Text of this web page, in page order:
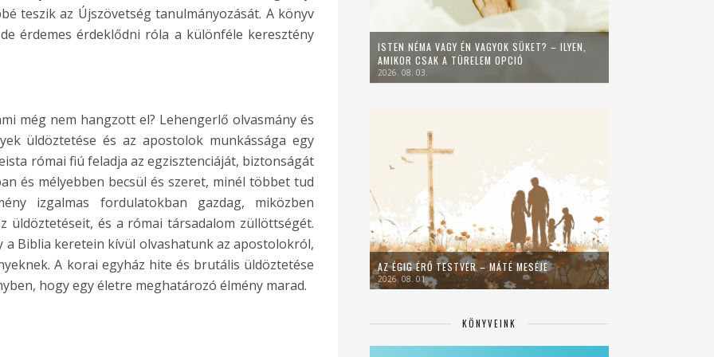
teszik az Újszövetség tanulmányozását. A könyv
érdemes érdeklődni róla a különféle keresztény
még nem hangzott el? Lehengerlő olvasmány és
üldöztetése és az apostolok munkássága egy
római fiú feladja az egzisztenciáját, biztonságát
és mélyebben becsül és szeret, minél többet tud
izgalmas fordulatokban gazdag, miközben
üldöztetéseit, és a római társadalom züllöttségét.
a Biblia keretein kívül olvashatunk az apostolokról,
A korai egyház hite és brutális üldöztetése
hogy egy életre meghatározó élmény marad.
ISTEN NÉMA VAGY ÉN VAGYOK SÜKET? – ILYEN,
AMIKOR CSAK A TÜRELEM OPCIÓ
2026. 08. 03.
AZ ÉGIG ÉRŐ TESTVÉR – MÁTÉ MESÉJE
2026. 08. 01.
KÖNYVEINK